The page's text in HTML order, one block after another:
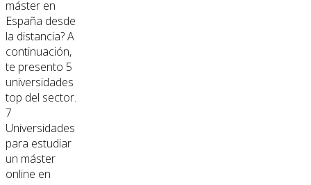
máster en
España desde
la distancia? A
continuación,
te presento 5
universidades
top del sector.
7
Universidades
para estudiar
un máster
online en